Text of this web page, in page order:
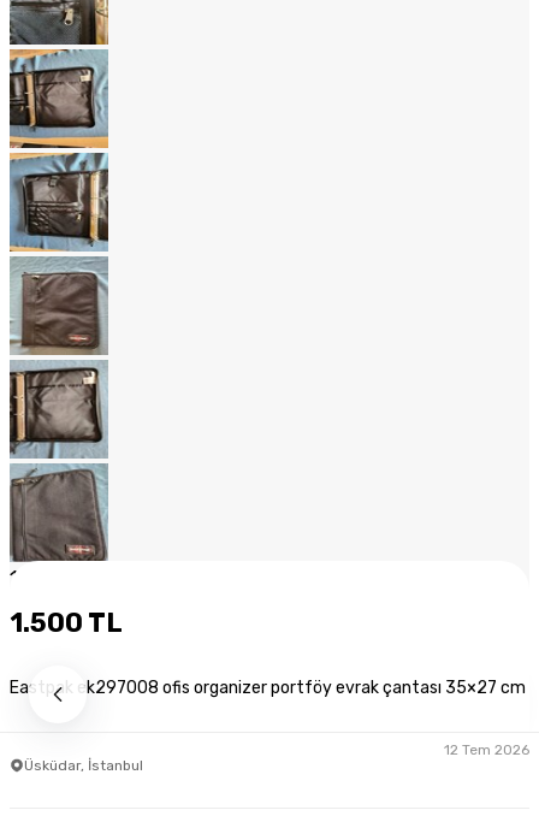
1
1.500 TL
Eastpak ek297008 ofis organizer portföy evrak çantası 35×27 cm
Üsküdar, İstanbul
12 Tem 2026